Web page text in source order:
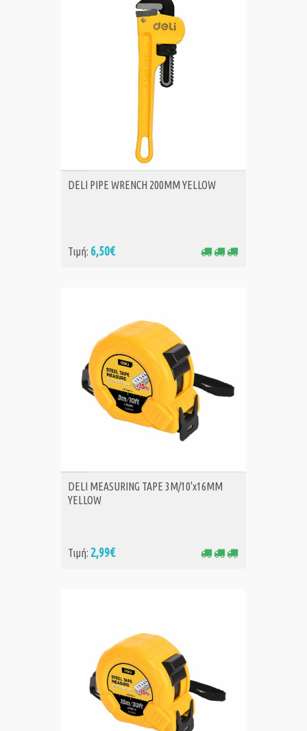
ΑΓΟΡΑ
DELI PIPE WRENCH 200MM YELLOW
Τιμή: 6,50€
ΑΓΟΡΑ
DELI MEASURING TAPE 3M/10'x16MM
YELLOW
Τιμή: 2,99€